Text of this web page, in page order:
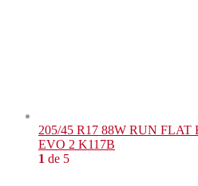
205/45 R17 88W RUN
EVO 2 K117B
1 de 5